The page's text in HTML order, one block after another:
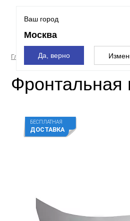
Ваш город
Москва
Да, верно
Главная страница Экраны
Фронтальная
БЕСПЛАТНАЯ
ДОСТАВКА